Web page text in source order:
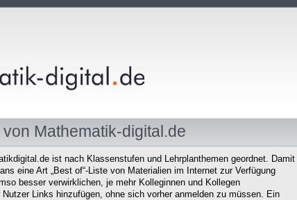
Mathematik-digital.de
ist nach Klassenstufen und Lehrplanthemen geordnet. Damit
eine Art „Best of“-Liste von Materialien im Internet zur Verfügung
besser verwirklichen, je mehr Kolleginnen und Kollegen
Nutzer Links hinzufügen, ohne sich vorher anmelden zu müssen. Ein